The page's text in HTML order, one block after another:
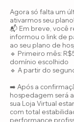
Agora só falta um
ativarmos seu plano!
📬 Em breve, você
informou o link de
ao seu plano de
🔹 Primeiro mês:
domínio escolhido
🔹 A partir do
➡️ Após a
hospedagem será
sua Loja Virtual
com total
performance